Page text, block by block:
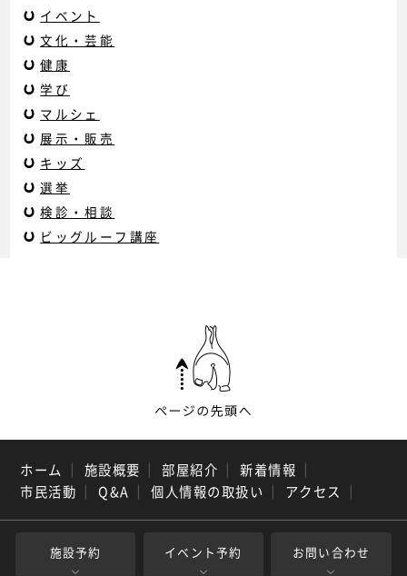
イベント
文化・芸能
健康
学び
マルシェ
展示・販売
キッズ
選挙
検診・相談
ビッグルーフ講座
ホーム ｜ 施設概要 ｜ 部屋紹介 ｜ 新着情報 ｜
市民活動 ｜ Q&A ｜ 個人情報の取扱い ｜ アクセス ｜
施設予約 イベント予約 お問い合わせ